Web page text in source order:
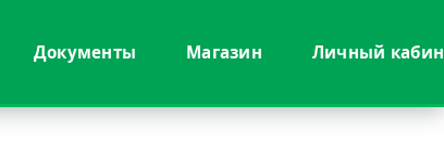
Документы Магазин Личный